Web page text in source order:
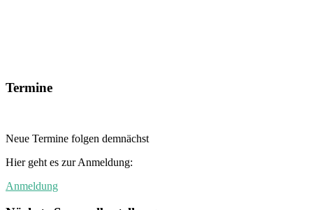
Termine
Neue Termine folgen demnächst
Hier geht es zur Anmeldung:
Anmeldung